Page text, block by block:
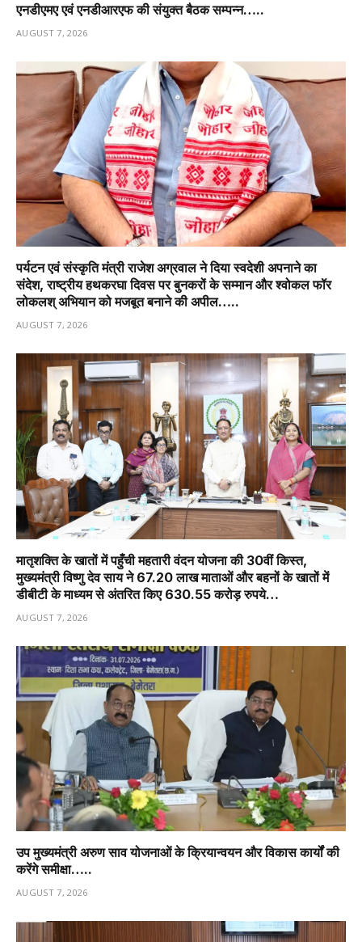
एनडीएमए एवं एनडीआरएफ की संयुक्त बैठक सम्पन्न…..
AUGUST 7, 2026
पर्यटन एवं संस्कृति मंत्री राजेश अग्रवाल ने दिया स्वदेशी अपनाने का
संदेश, राष्ट्रीय हथकरघा दिवस पर बुनकरों के सम्मान और श्वोकल फॉर
लोकलश् अभियान को मजबूत बनाने की अपील…..
AUGUST 7, 2026
मातृशक्ति के खातों में पहुँची महतारी वंदन योजना की 30वीं किस्त,
मुख्यमंत्री विष्णु देव साय ने 67.20 लाख माताओं और बहनों के खातों में
डीबीटी के माध्यम से अंतरित किए 630.55 करोड़ रुपये…
AUGUST 7, 2026
उप मुख्यमंत्री अरुण साव योजनाओं के क्रियान्वयन और विकास कार्यों की
करेंगे समीक्षा…..
AUGUST 7, 2026